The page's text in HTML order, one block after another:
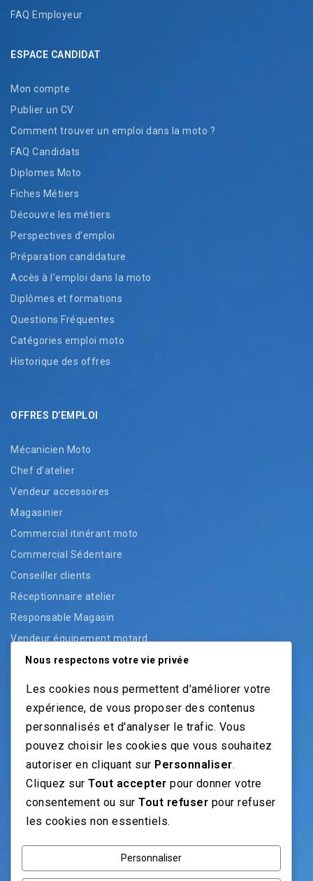
FAQ Employeur
ESPACE CANDIDAT
Mon compte
Publier un CV
Comment trouver un emploi dans la moto ?
FAQ Candidats
Diplomes Moto
Fiches Métiers
Découvre les métiers
Perspectives d’emploi
Préparation candidature
Accès à l’emploi dans la moto
Diplômes et formations
Questions Fréquentes
Catégories emploi moto
Historique des offres
OFFRES D’EMPLOI
Mécanicien Moto
Chef d’atelier
Vendeur accessoires
Magasinier
Commercial itinérant moto
Commercial Sédentaire
Conseiller clients
Réceptionnaire atelier
Responsable Magasin
Vendeur équipement motard
Vendeur pièces
Vendeur véhicules occasion
NOS GUIDES
Recrutement moto: Le guide pour recruteurs
NOS RÉSEAUX
Nous respectons votre vie privée
Les cookies nous permettent d'améliorer votre
expérience, de vous proposer des contenus
personnalisés et d'analyser le trafic. Vous
pouvez choisir les cookies que vous souhaitez
autoriser en cliquant sur Personnaliser.
Cliquez sur Tout accepter pour donner votre
consentement ou sur Tout refuser pour refuser
les cookies non essentiels.
Personnaliser